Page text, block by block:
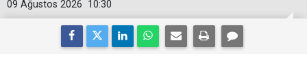
10:30
09 Ağustos 2026